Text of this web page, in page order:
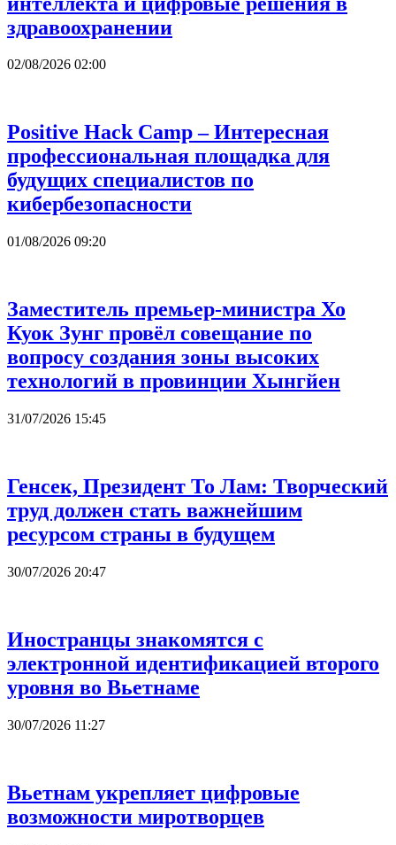
здравоохранении
02/08/2026 02:00
Positive Hack Camp – Интересная
профессиональная площадка для
будущих специалистов по
кибербезопасности
01/08/2026 09:20
Заместитель премьер-министра Хо
Куок Зунг провёл совещание по
вопросу создания зоны высоких
технологий в провинции Хынгйен
31/07/2026 15:45
Генсек, Президент То Лам: Творческий
труд должен стать важнейшим
ресурсом страны в будущем
30/07/2026 20:47
Иностранцы знакомятся с
электронной идентификацией второго
уровня во Вьетнаме
30/07/2026 11:27
Вьетнам укрепляет цифровые
возможности миротворцев